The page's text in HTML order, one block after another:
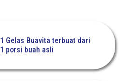
1 Gelas Buavita terbuat dari
1 porsi buah asli